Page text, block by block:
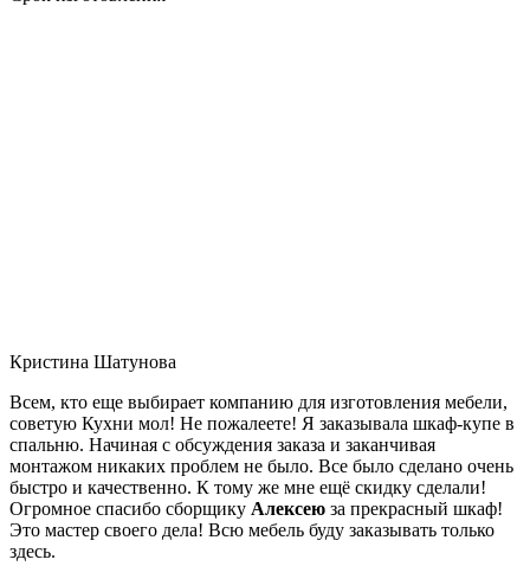
Кристина Шатунова
Всем, кто еще выбирает компанию для изготовления мебели,
советую Кухни мол! Не пожалеете! Я заказывала шкаф-купе в
спальню. Начиная с обсуждения заказа и заканчивая
монтажом никаких проблем не было. Все было сделано очень
быстро и качественно. К тому же мне ещё скидку сделали!
Огромное спасибо сборщику Алексею за прекрасный шкаф!
Это мастер своего дела! Всю мебель буду заказывать только
здесь.